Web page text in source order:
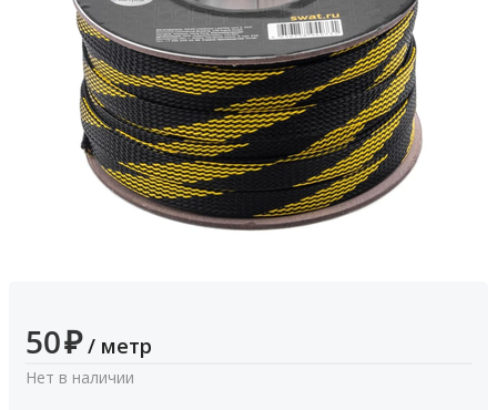
50₽ / метр
Нет в наличии